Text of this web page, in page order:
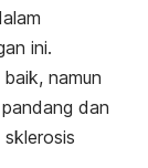
ini.
namun
dan